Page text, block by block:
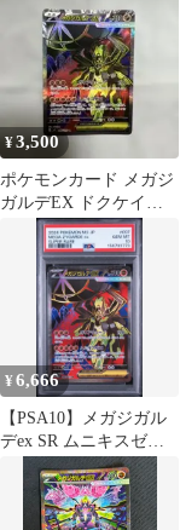
¥3,500
ポケモンカード メガジ
ガルデEX ドクケイル
AR 2枚セット
¥6,666
【PSA10】メガジガル
デex SR ムニキスゼロ
097/080